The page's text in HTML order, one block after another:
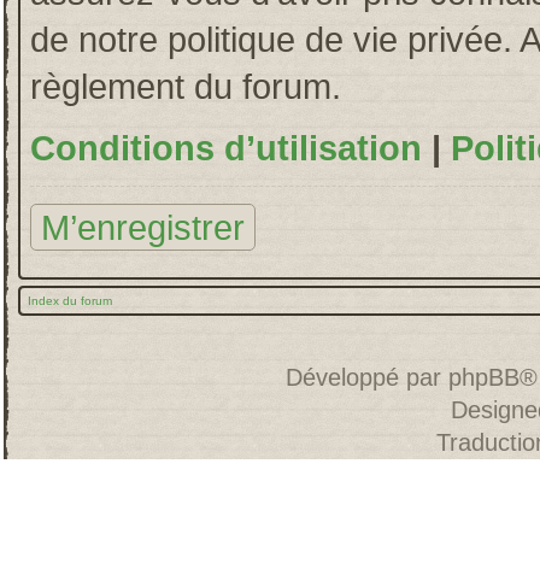
de notre politique de vie privée.
règlement du forum.
Conditions d’utilisation |
M’enregistrer
Index du forum
Développé par phpBB®